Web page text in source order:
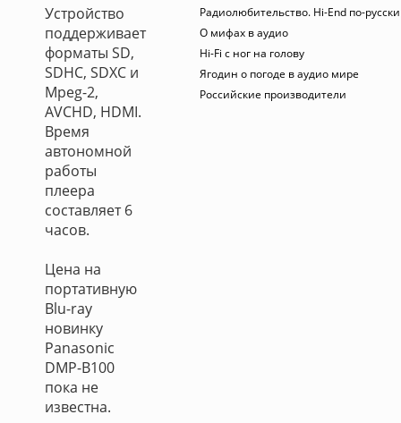
Устройство
поддерживает
форматы SD,
SDHC, SDXC и
Mpeg-2,
AVCHD, HDMI.
Время
автономной
работы
плеера
составляет 6
часов.
Цена на
портативную
Blu-ray
новинку
Panasonic
DMP-B100
пока не
известна.
Радиолюбительство. Hi-End по-русски
О мифах в аудио
Hi-Fi с ног на голову
Ягодин о погоде в аудио мире
Российские производители